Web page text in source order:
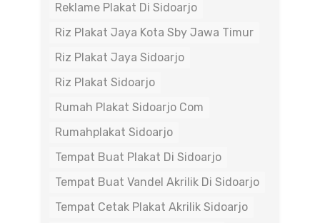
Reklame Plakat Di Sidoarjo
Riz Plakat Jaya Kota Sby Jawa Timur
Riz Plakat Jaya Sidoarjo
Riz Plakat Sidoarjo
Rumah Plakat Sidoarjo Com
Rumahplakat Sidoarjo
Tempat Buat Plakat Di Sidoarjo
Tempat Buat Vandel Akrilik Di Sidoarjo
Tempat Cetak Plakat Akrilik Sidoarjo